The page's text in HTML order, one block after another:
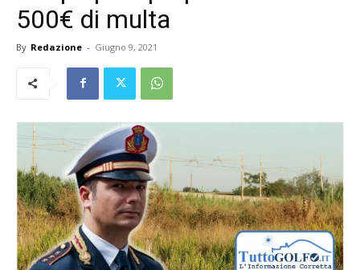
500€ di multa
By Redazione - Giugno 9, 2021